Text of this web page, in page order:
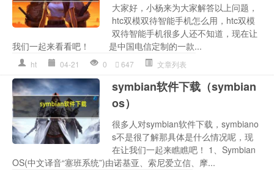
大家好，小杨来为大家解答以上问题，
htc双模双待智能手机怎么用，htc双模
双待智能手机很多人还不知道，现在让
我们一起来看看吧！ 是中国电信定制的一款...
ht 04-21 0 647 文章列表
symbian软件下载（symbian
os）
很多人对symbian软件下载，symbiano
s不是很了解那具体是什么情况呢，现
在让我们一起来瞧瞧吧！ 1、Symbian
OS(中文译音“塞班系统”)由诺基亚、索尼爱立信、摩...